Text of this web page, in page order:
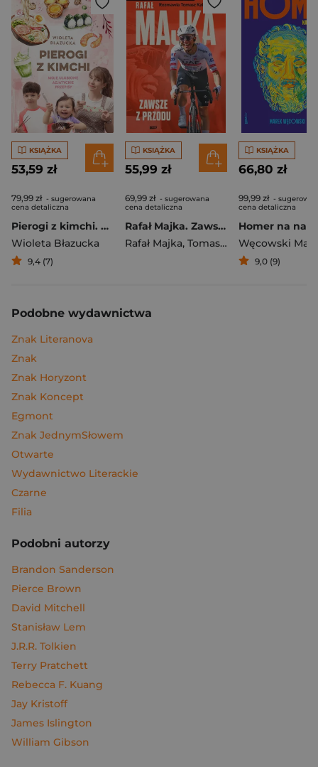
KSIĄŻKA
53,59 zł
79,99 zł - sugerowana
cena detaliczna
Pierogi z kimchi. Moje ulubione azjatyckie przepisy
Wioleta Błazucka
9,4 (7)
KSIĄŻKA
55,99 zł
69,99 zł - sugerowana
cena detaliczna
Rafał Majka. Zawsze z przodu. Rozmawia Tomasz Kalemba - książka z autografem
Rafał Majka, Tomasz Kalemba
KSIĄŻKA
66,80 zł
99,99 zł -
cena detaliczna
Węcowski
9,0 (9)
Podobne wydawnictwa
Znak Literanova
Znak
Znak Horyzont
Znak Koncept
Egmont
Znak JednymSłowem
Otwarte
Wydawnictwo Literackie
Czarne
Filia
Podobni autorzy
Brandon Sanderson
Pierce Brown
David Mitchell
Stanisław Lem
J.R.R. Tolkien
Terry Pratchett
Rebecca F. Kuang
Jay Kristoff
James Islington
William Gibson